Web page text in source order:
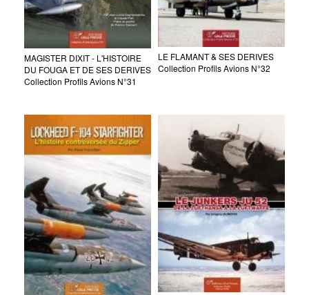
MAGISTER DIXIT - L'HISTOIRE
DU FOUGA ET DE SES DERIVES
Collection Profils Avions N°31
LE FLAMANT & SES DERIVES
Collection Profils Avions N°32